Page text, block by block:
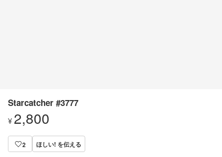
Starcatcher #3777
¥ 2,800
2 ほしい! を伝える